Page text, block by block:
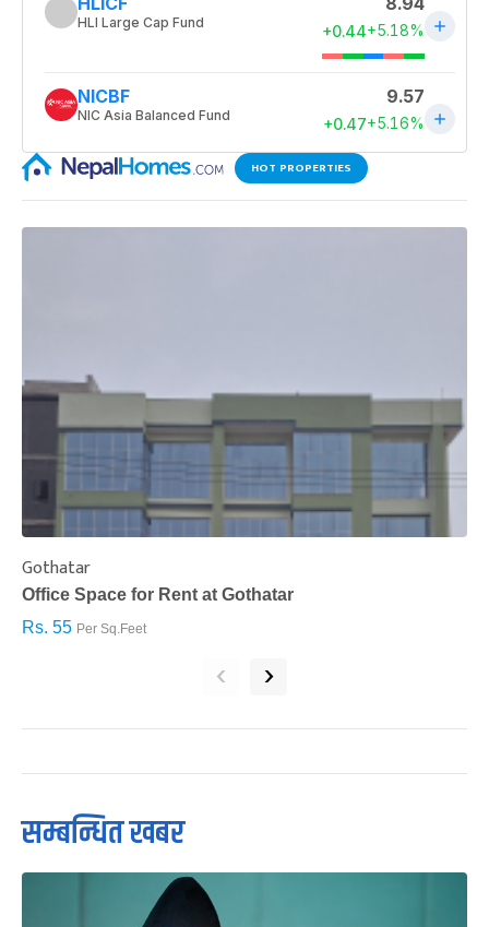
HOT PROPERTIES
Gothatar
Office Space for Rent at Gothatar
Rs. 55 Per Sq.Feet
‹ ›
सम्बन्धित खबर